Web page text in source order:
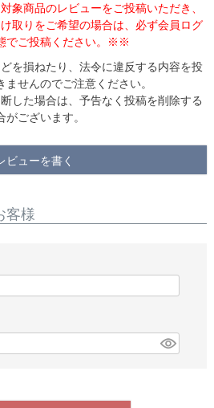
商品のレビューをご投稿いただき、
取りをご希望の場合は、必ず会員ログ
でご投稿ください。※※
を損ねたり、法令に違反する内容を投
ませんのでご注意ください。
した場合は、予告なく投稿を削除する
がございます。
ビューを書く
客様